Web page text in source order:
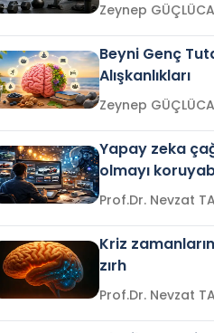
Zeynep
Beyni Genç
Alışkanlıkları
Zeynep
Yapay zeka
olmayı
Kriz
zırh